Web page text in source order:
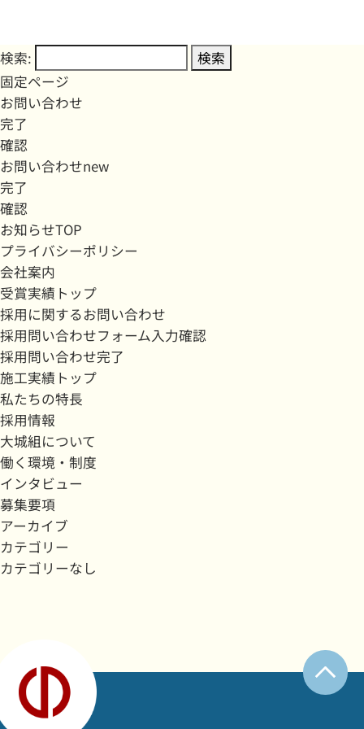
検索:
固定ページ
お問い合わせ
完了
確認
お問い合わせnew
完了
確認
お知らせTOP
プライバシーポリシー
会社案内
受賞実績トップ
採用に関するお問い合わせ
採用問い合わせフォーム入力確認
採用問い合わせ完了
施工実績トップ
私たちの特長
採用情報
大城組について
働く環境・制度
インタビュー
募集要項
アーカイブ
カテゴリー
カテゴリーなし